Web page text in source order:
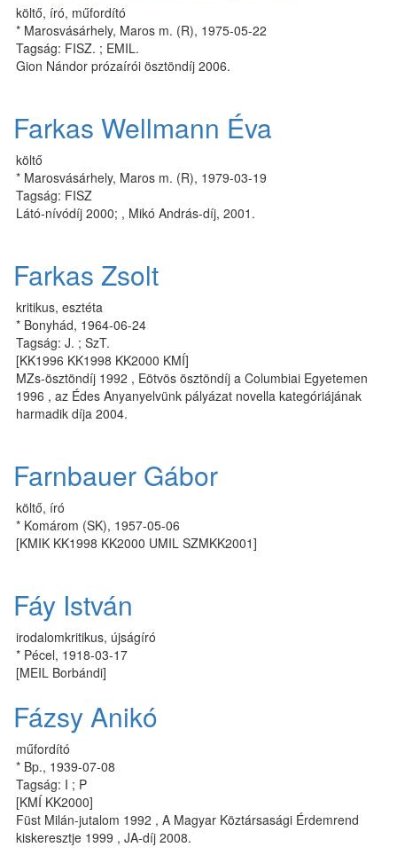
költő, író, műfordító
* Marosvásárhely, Maros m. (R), 1975-05-22
Tagság: FISZ. ; EMIL.
Gion Nándor prózaírói ösztöndíj 2006.
Farkas Wellmann Éva
költő
* Marosvásárhely, Maros m. (R), 1979-03-19
Tagság: FISZ
Látó-nívódíj 2000; , Mikó András-díj, 2001.
Farkas Zsolt
kritikus, esztéta
* Bonyhád, 1964-06-24
Tagság: J. ; SzT.
[KK1996 KK1998 KK2000 KMÍ]
MZs-ösztöndíj 1992 , Eötvös ösztöndíj a Columbiai Egyetemen
1996 , az Édes Anyanyelvünk pályázat novella kategóriájának
harmadik díja 2004.
Farnbauer Gábor
költő, író
* Komárom (SK), 1957-05-06
[KMIK KK1998 KK2000 UMIL SZMKK2001]
Fáy István
irodalomkritikus, újságíró
* Pécel, 1918-03-17
[MEIL Borbándi]
Fázsy Anikó
műfordító
* Bp., 1939-07-08
Tagság: I ; P
[KMÍ KK2000]
Füst Milán-jutalom 1992 , A Magyar Köztársasági Érdemrend
kiskeresztje 1999 , JA-díj 2008.